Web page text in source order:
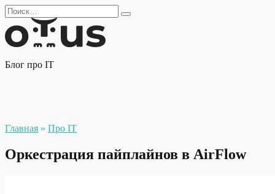
Перейти
к
содержанию
Search
for:
Блог про IT
Главная » Про IT
Оркестрация пайплайнов в AirFlow